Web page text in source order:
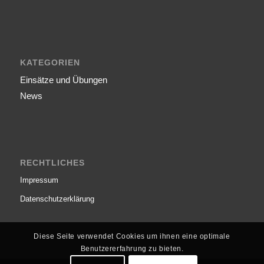
KATEGORIEN
Einsätze und Übungen
News
RECHTLICHES
Impressum
Datenschutzerklärung
Diese Seite verwendet Cookies um ihnen eine optimale
Benutzererfahrung zu bieten.